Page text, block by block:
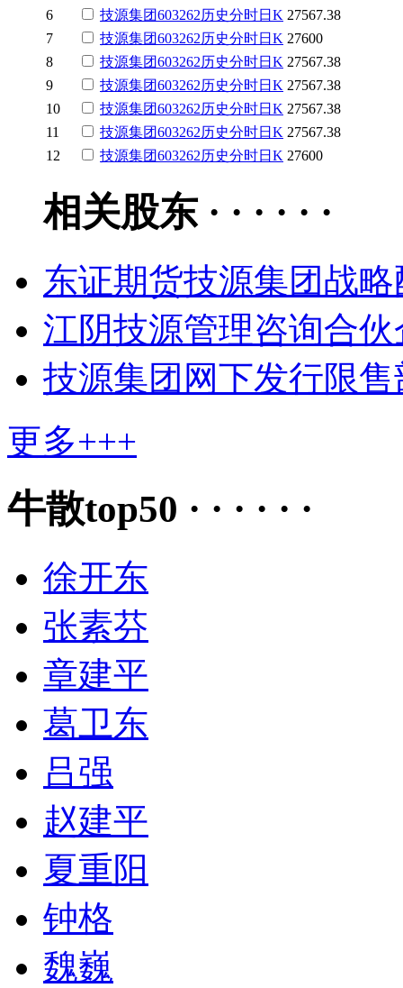
6
技源集团603262历史分时日K 27567.38
7
技源集团603262历史分时日K 27600
8
技源集团603262历史分时日K 27567.38
9
技源集团603262历史分时日K 27567.38
10
技源集团603262历史分时日K 27567.38
11
技源集团603262历史分时日K 27567.38
12
技源集团603262历史分时日K 27600
相关股东 · · · · · ·
东证期货技源集团战
江阴技源管理咨询合
技源集团网下发行限售
更多+++
牛散top50 · · · · · ·
徐开东
张素芬
章建平
葛卫东
吕强
赵建平
夏重阳
钟格
魏巍